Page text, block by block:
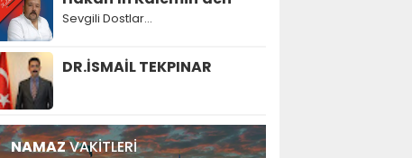
Sevgili Dostlar...
DR.İSMAİL TEKPINAR
NAMAZVAKİTLERİ